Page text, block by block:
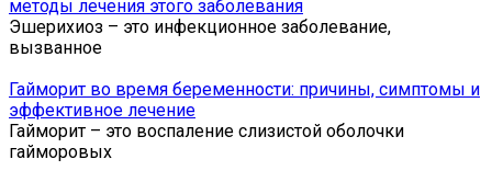
методы лечения этого заболевания
Эшерихиоз – это инфекционное заболевание,
вызванное
Гайморит во время беременности: причины, симптомы и
эффективное лечение
Гайморит – это воспаление слизистой оболочки
гайморовых